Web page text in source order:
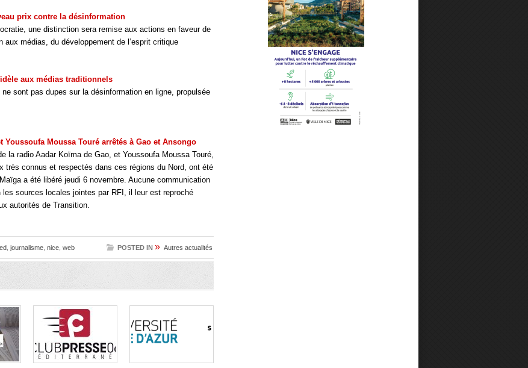
prix contre la désinformation
une distinction sera remise aux actions en faveur de
aux médias, du développement de l’esprit critique
aux médias traditionnels
sont pas dupes sur la désinformation en ligne, propulsée
Moussa Touré arrêtés à Gao et Ansongo
la radio Aadar Koïma de Gao, et Youssoufa Moussa Touré,
très connus et respectés dans ces régions du Nord, ont été
a été libéré jeudi 6 novembre. Aucune communication
sources locales jointes par RFI, il leur est reproché
autorités de Transition.
journalisme nice web POSTED IN » Autres actualités